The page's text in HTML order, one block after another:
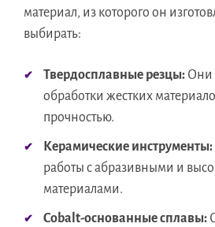
материал, из которого он
выбирать:
Твердосплавные резцы: Они
обработки жестких
прочностью.
Керамические инструменты:
работы с абразивными и
материалами.
Cobalt-основанные сплавы: